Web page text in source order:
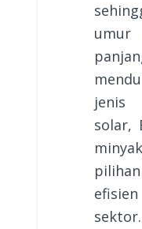
umur
jenis
solar,